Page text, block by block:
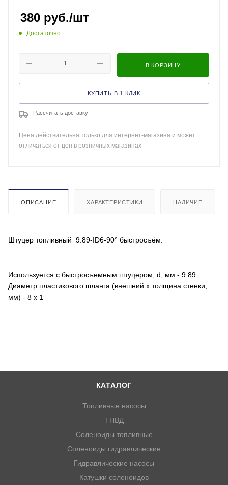
380 руб./шт
Достаточно
В КОРЗИНУ
КУПИТЬ В 1 КЛИК
Рассчитать доставку
Цена действительна только для интернет-магазина и может
отличаться от цен в розничных магазинах
ОПИСАНИЕ ХАРАКТЕРИСТИКИ НАЛИЧИЕ
Штуцер топливный 9.89-ID6-90° быстросъём.
Используется с быстросъемным штуцером, d, мм - 9.89
Диаметр пластикового шланга (внешний х толщина стенки,
мм) - 8 х 1
КАТАЛОГ
Топливные насосы
ТНВД
Соленоиды топливные
Соленоиды гидравлические
Гидравлические насосы
Катушки соленоидов